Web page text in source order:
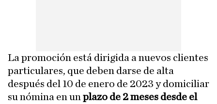
La promoción está dirigida a nuevos clientes
particulares, que deben darse de alta
después del 10 de enero de 2023 y domiciliar
su nómina en un plazo de 2 meses desde el